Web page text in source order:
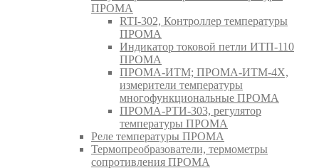
ПРОМА
RTI-302, Контроллер температуры
ПРОМА
Индикатор токовой петли ИТП-110
ПРОМА
ПРОМА-ИТМ; ПРОМА-ИТМ-4Х,
измерители температуры
многофункциональные ПРОМА
ПРОМА-РТИ-303, регулятор
температуры ПРОМА
Реле температуры ПРОМА
Термопреобразователи, термометры
сопротивления ПРОМА